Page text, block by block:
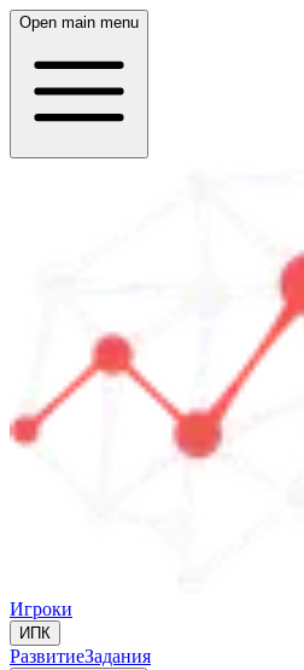
Open main menu
Игроки
ИПК
РазвитиеЗадания